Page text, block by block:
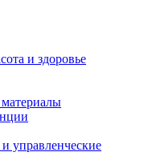
и здоровье
управленческие